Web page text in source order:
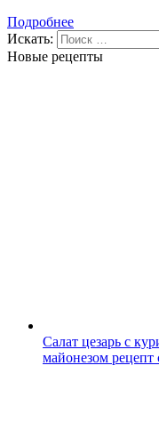
Подробнее
Искать:
Новые рецепты
Салат цезарь с
майонезом рецепт